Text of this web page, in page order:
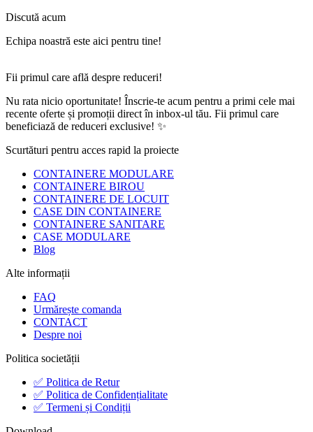
Discută acum
Echipa noastră este aici pentru tine!
Fii primul care află despre reduceri!
Nu rata nicio oportunitate! Înscrie-te acum pentru a primi cele mai
recente oferte și promoții direct în inbox-ul tău. Fii primul care
beneficiază de reduceri exclusive! ✨
Scurtături pentru acces rapid la proiecte
CONTAINERE MODULARE
CONTAINERE BIROU
CONTAINERE DE LOCUIT
CASE DIN CONTAINERE
CONTAINERE SANITARE
CASE MODULARE
Blog
Alte informații
FAQ
Urmărește comanda
CONTACT
Despre noi
Politica societății
✅ Politica de Retur
✅ Politica de Confidențialitate
✅ Termeni și Condiții